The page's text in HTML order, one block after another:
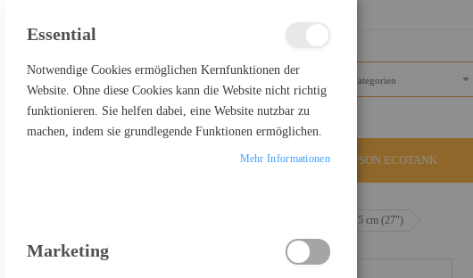
EPSON ECOTANK
EIZO FlexScan EV2740S-BK- Mit FlexStand - 68.5 cm (27")
Essential
Notwendige Cookies ermöglichen Kernfunktionen der
Website. Ohne diese Cookies kann die Website nicht richtig
funktionieren. Sie helfen dabei, eine Website nutzbar zu
machen, indem sie grundlegende Funktionen ermöglichen.
Mehr Informationen
Marketing